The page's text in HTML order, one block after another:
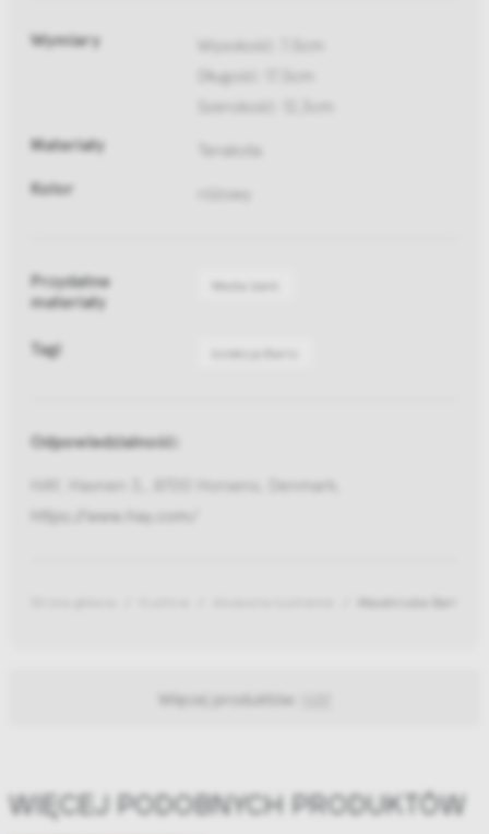
Wymiary
Wysokość: 7,5cm
Długość: 17,5cm
Szerokość: 12,3cm
Materiały Terakota
Kolor różowy
Przydatne
materiały
Media bank
Tagi kolekcja Barro
Odpowiedzialność:
HAY, Havnen 3,, 8700 Horsens, Denmark,
https://www.hay.com/
Więcej produktów:
WIĘCEJ PODOBNYCH PRODUKTÓW